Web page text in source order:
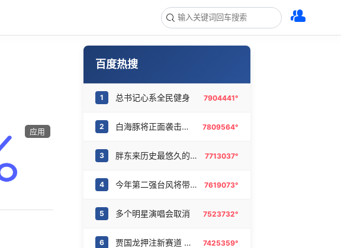
应用
百度热搜
1 总书记心系全民健身 7904441°
2 白海豚将正面袭击贯穿浙江 7809564°
3 胖东来历史最悠久的门店之一将闭店 7713037°
4 今年第二强台风将带来多大影响 7619073°
5 多个明星演唱会取消 7523732°
6 贾国龙押注新赛道 开业3小时售罄 7425359°